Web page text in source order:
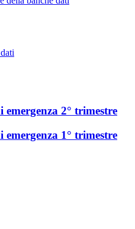
2° trimestre
1° trimestre